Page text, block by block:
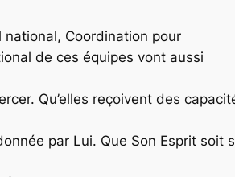
Coordination pour
de ces équipes vont aussi
Qu’elles reçoivent des
par Lui. Que Son Esprit soit